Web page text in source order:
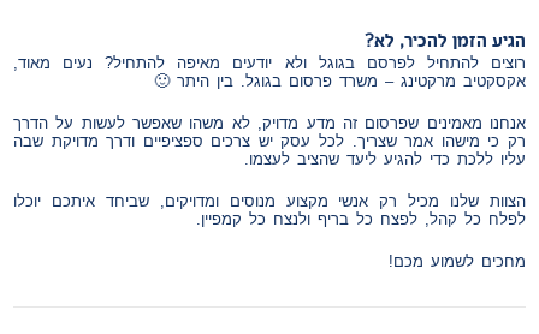
הגיע הזמן להכיר, לא?
רוצים להתחיל לפרסם בגוגל ולא יודעים מאיפה להתחיל? נעים מאוד,
אקסקטיב מרקטינג – משרד פרסום בגוגל. בין היתר 🙂
אנחנו מאמינים שפרסום זה מדע מדויק, לא משהו שאפשר לעשות על הדרך
רק כי מישהו אמר שצריך. לכל עסק יש צרכים ספציפיים ודרך מדויקת שבה
עליו ללכת כדי להגיע ליעד שהציב לעצמו.
הצוות שלנו מכיל רק אנשי מקצוע מנוסים ומדויקים, שביחד איתכם יוכלו
לפלח כל קהל, לפצח כל בריף ולנצח כל קמפיין.
מחכים לשמוע מכם!